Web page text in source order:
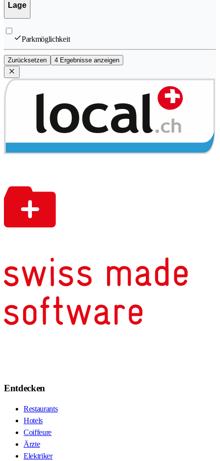
Lage
Parkmöglichkeit
Zurücksetzen 4 Ergebnisse anzeigen
Entdecken
Restaurants
Hotels
Coiffeure
Ärzte
Elektriker